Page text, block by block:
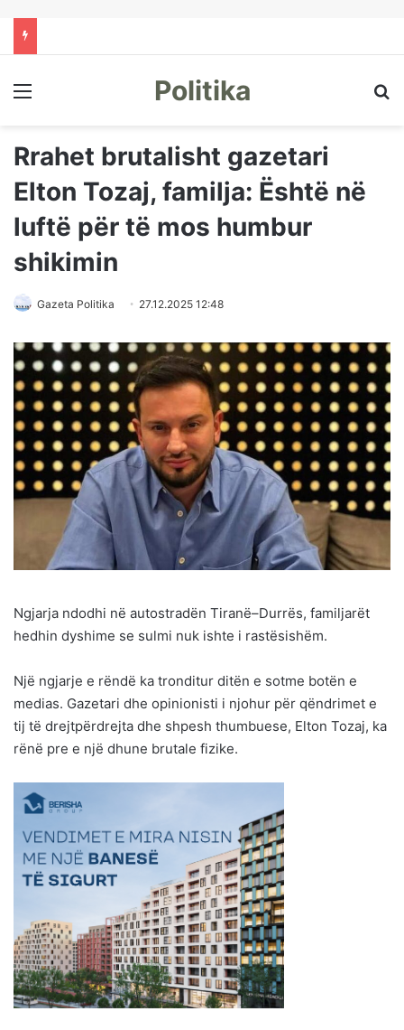
Menu Politika
Rrahet brutalisht gazetari
Elton Tozaj, familja: Është në
luftë për të mos humbur
shikimin
Gazeta Politika 27.12.2025 12:48
Ngjarja ndodhi në autostradën Tiranë–Durrës, familjarët
hedhin dyshime se sulmi nuk ishte i rastësishëm.
Një ngjarje e rëndë ka tronditur ditën e sotme botën e
medias. Gazetari dhe opinionisti i njohur për qëndrimet e
tij të drejtpërdrejta dhe shpesh thumbuese, Elton Tozaj, ka
rënë pre e një dhune brutale fizike.